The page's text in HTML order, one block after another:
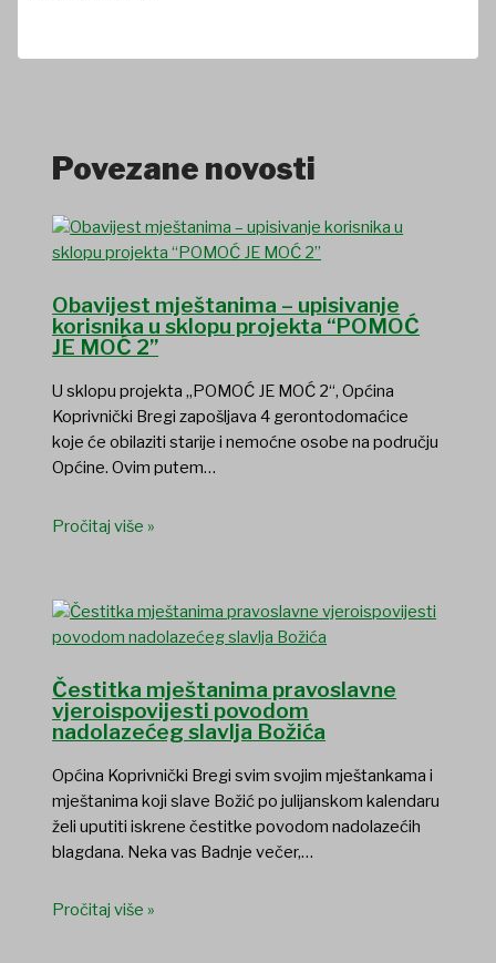
Povezane novosti
Obavijest mještanima – upisivanje
korisnika u sklopu projekta “POMOĆ
JE MOĆ 2”
U sklopu projekta „POMOĆ JE MOĆ 2“, Općina
Koprivnički Bregi zapošljava 4 gerontodomaćice
koje će obilaziti starije i nemoćne osobe na području
Općine. Ovim putem…
Pročitaj više »
Čestitka mještanima pravoslavne
vjeroispovijesti povodom
nadolazećeg slavlja Božića
Općina Koprivnički Bregi svim svojim mještankama i
mještanima koji slave Božić po julijanskom kalendaru
želi uputiti iskrene čestitke povodom nadolazećih
blagdana. Neka vas Badnje večer,…
Pročitaj više »